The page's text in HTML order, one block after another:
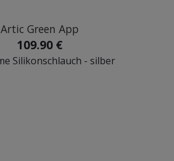
Artic Green App
109.90 €